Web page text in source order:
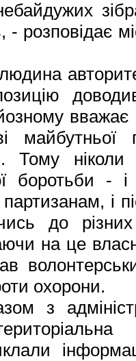
- розповідає
майбутньої
Тому
боротьби - і
і
до
на це
охорони.
з